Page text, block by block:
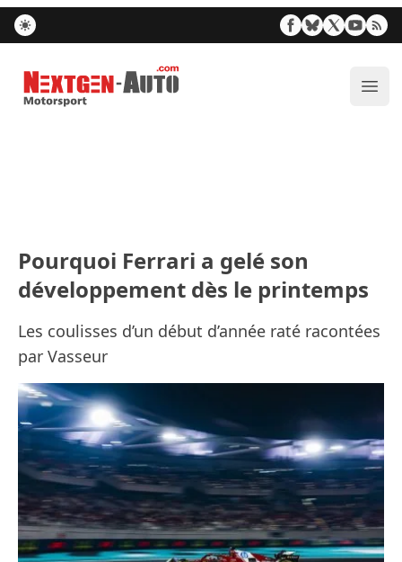
Nextgen-Auto.com
Pourquoi Ferrari a gelé son
développement dès le printemps
Les coulisses d’un début d’année raté racontées
par Vasseur